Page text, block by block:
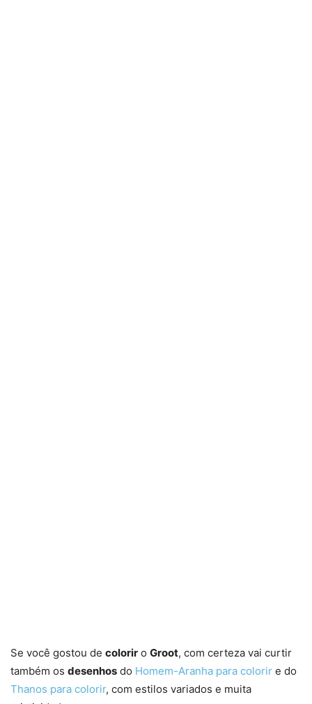
Se você gostou de colorir o Groot, com certeza vai curtir
também os desenhos do Homem-Aranha para colorir e do
Thanos para colorir, com estilos variados e muita